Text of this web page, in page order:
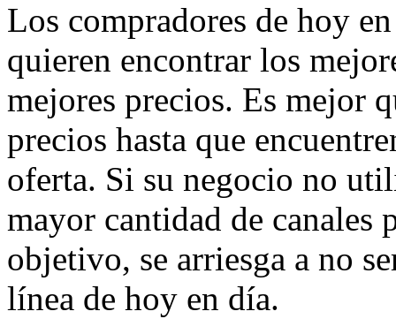
Los compradores de hoy
quieren encontrar los
mejores precios. Es mejor
precios hasta que
oferta. Si su negocio no
mayor cantidad de canales
objetivo, se arriesga a no
línea de hoy en día.